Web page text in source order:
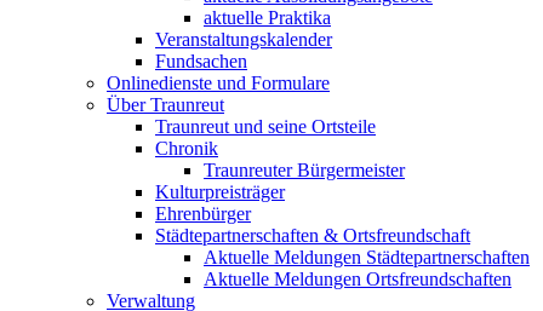
aktuelle Praktika
Veranstaltungskalender
Fundsachen
Onlinedienste und Formulare
Über Traunreut
Traunreut und seine Ortsteile
Chronik
Traunreuter Bürgermeister
Kulturpreisträger
Ehrenbürger
Städtepartnerschaften & Ortsfreundschaft
Aktuelle Meldungen Städtepartnerschaften
Aktuelle Meldungen Ortsfreundschaften
Verwaltung